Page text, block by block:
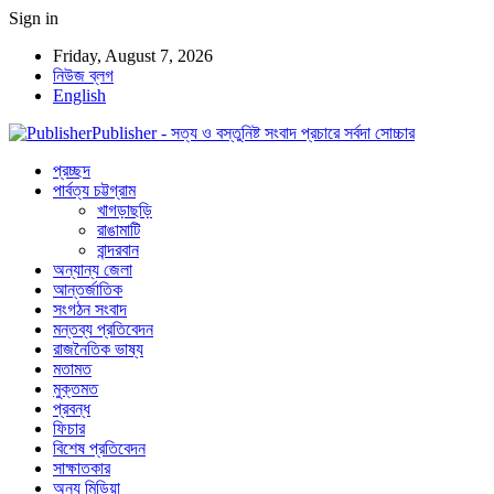
Sign in
Friday, August 7, 2026
নিউজ ব্লগ
English
Publisher - সত্য ও বস্তুনিষ্ট সংবাদ প্রচারে সর্বদা সোচ্চার
প্রচ্ছদ
পার্বত্য চট্টগ্রাম
খাগড়াছড়ি
রাঙামাটি
বান্দরবান
অন্যান্য জেলা
আন্তর্জাতিক
সংগঠন সংবাদ
মন্তব্য প্রতিবেদন
রাজনৈতিক ভাষ্য
মতামত
মুক্তমত
প্রবন্ধ
ফিচার
বিশেষ প্রতিবেদন
সাক্ষাতকার
অন্য মিডিয়া